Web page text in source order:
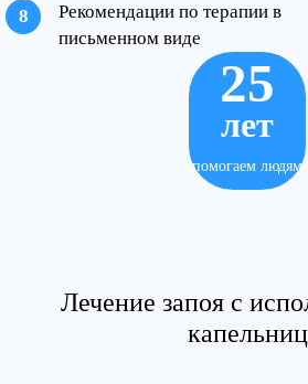
Рекомендации по терапии в
письменном виде
25
лет
помогаем людям
Лечение запоя с
капельниц